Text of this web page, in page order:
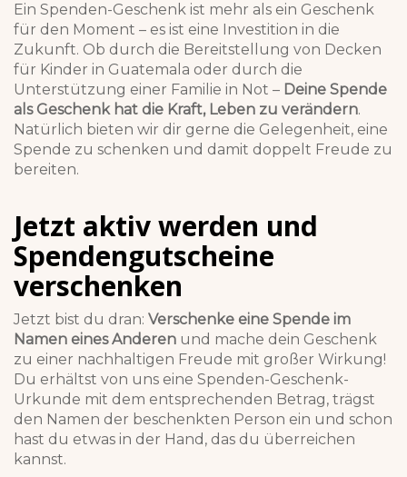
Ein Spenden-Geschenk ist mehr als ein Geschenk
für den Moment – es ist eine Investition in die
Zukunft. Ob durch die Bereitstellung von Decken
für Kinder in Guatemala oder durch die
Unterstützung einer Familie in Not – Deine Spende
als Geschenk hat die Kraft, Leben zu verändern.
Natürlich bieten wir dir gerne die Gelegenheit, eine
Spende zu schenken und damit doppelt Freude zu
bereiten.
Jetzt aktiv werden und
Spendengutscheine
verschenken
Jetzt bist du dran: Verschenke eine Spende im
Namen eines Anderen und mache dein Geschenk
zu einer nachhaltigen Freude mit großer Wirkung!
Du erhältst von uns eine Spenden-Geschenk-
Urkunde mit dem entsprechenden Betrag, trägst
den Namen der beschenkten Person ein und schon
hast du etwas in der Hand, das du überreichen
kannst.